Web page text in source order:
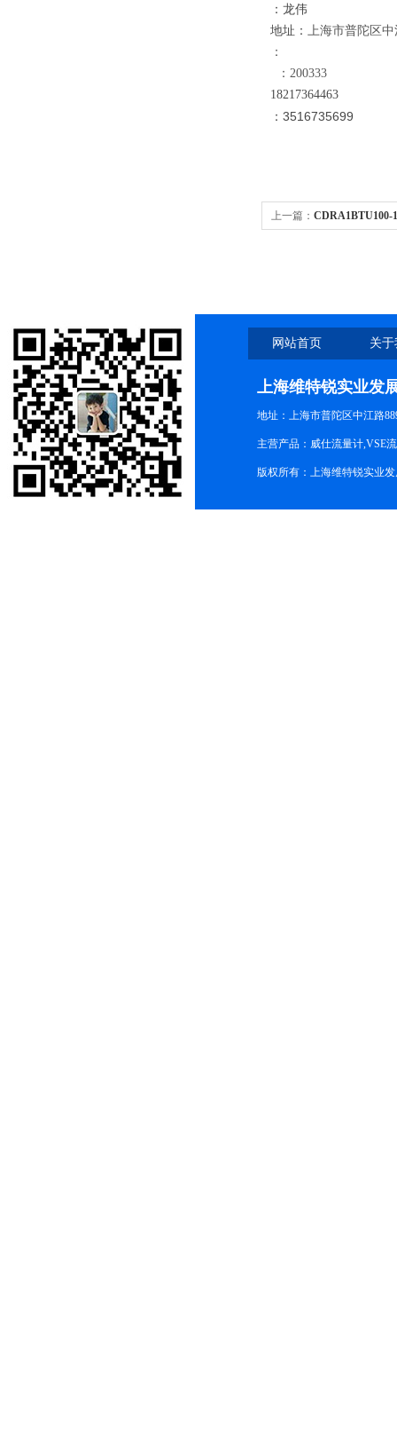
：龙伟
地址： 上海市普陀区中
：
：200333
18217364463
：3516735699
上一篇： CDRA1BTU100-
网站首页 关
上海维特锐实业发
地址：上海市普陀区中江路
主营产品：威仕流量计,VSE
版权所有：上海维特锐实业